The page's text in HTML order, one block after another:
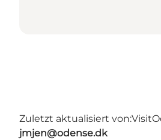
Zuletzt aktualisiert von:
jmjen@odense.dk